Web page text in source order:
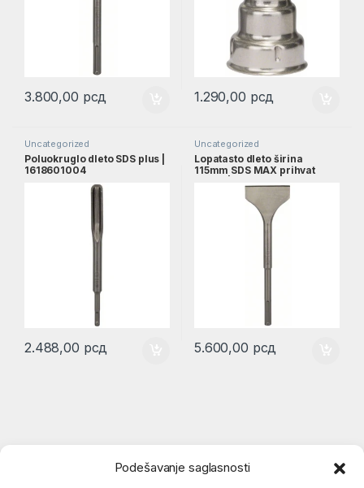
Podešavanje saglasnosti
3.800,00 рсд 1.290,00 рсд
Uncategorized
Poluokruglo dleto SDS plus |
1618601004
2.488,00 рсд
Uncategorized
Lopatasto dleto širina
115mm SDS MAX prihvat
5.600,00 рсд